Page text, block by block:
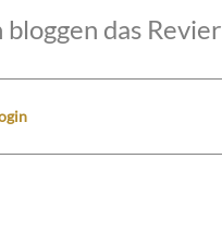
das Revier